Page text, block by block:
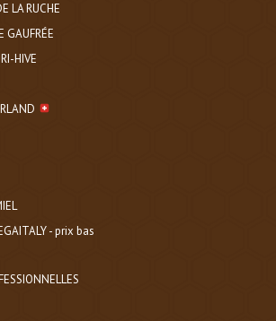
LA RUCHE
GAUFRÉE
HIVE
- prix bas